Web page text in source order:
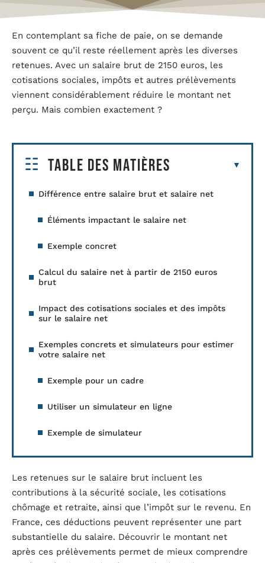
En contemplant sa fiche de paie, on se demande
souvent ce qu’il reste réellement après les diverses
retenues. Avec un salaire brut de 2150 euros, les
cotisations sociales, impôts et autres prélèvements
viennent considérablement réduire le montant net
perçu. Mais combien exactement ?
Table des matières
Différence entre salaire brut et salaire net
Éléments impactant le salaire net
Exemple concret
Calcul du salaire net à partir de 2150 euros
brut
Impact des cotisations sociales et des impôts
sur le salaire net
Exemples concrets et simulateurs pour estimer
votre salaire net
Exemple pour un cadre
Utiliser un simulateur en ligne
Exemple de simulateur
Les retenues sur le salaire brut incluent les
contributions à la sécurité sociale, les cotisations
chômage et retraite, ainsi que l’impôt sur le revenu. En
France, ces déductions peuvent représenter une part
substantielle du salaire. Découvrir le montant net
après ces prélèvements permet de mieux comprendre